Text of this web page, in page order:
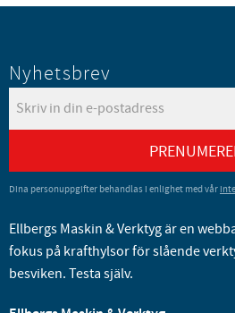
Nyhetsbrev
Dina personuppgifter behandlas i enlighet med vår
Ellbergs Maskin & Verktyg är en
fokus på krafthylsor för slående
besviken. Testa själv.